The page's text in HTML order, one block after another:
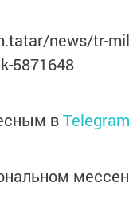
news/tr-
5871648
в